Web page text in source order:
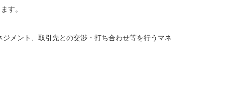
す。
メント、取引先との交渉・打ち合わせ等を行うマネ